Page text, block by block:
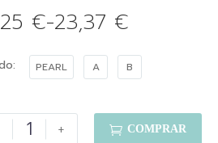
€-23,37 €
PEARL A B
+  COMPRAR